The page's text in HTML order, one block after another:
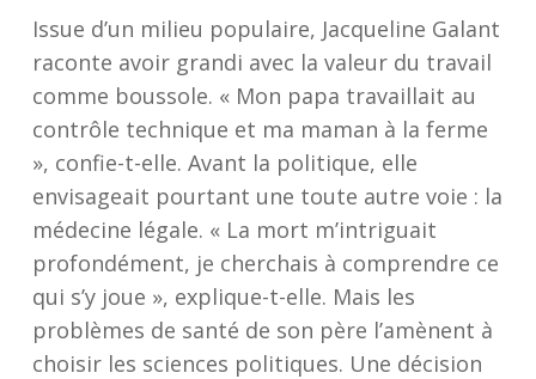
Issue d’un milieu populaire, Jacqueline Galant
raconte avoir grandi avec la valeur du travail
comme boussole. « Mon papa travaillait au
contrôle technique et ma maman à la ferme
», confie-t-elle. Avant la politique, elle
envisageait pourtant une toute autre voie : la
médecine légale. « La mort m’intriguait
profondément, je cherchais à comprendre ce
qui s’y joue », explique-t-elle. Mais les
problèmes de santé de son père l’amènent à
choisir les sciences politiques. Une décision